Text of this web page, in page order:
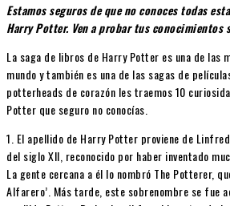
Estamos seguros de que no conoces todas
Harry Potter. Ven a probar tus conocimientos
La saga de libros de Harry Potter es una de las
mundo y también es una de las sagas de
potterheads de corazón les traemos 10
Potter que seguro no conocías.
1. El apellido de Harry Potter proviene de
del siglo XII, reconocido por haber inventado
La gente cercana a él lo nombró The Potterer,
Alfarero’. Más tarde, este sobrenombre se fue